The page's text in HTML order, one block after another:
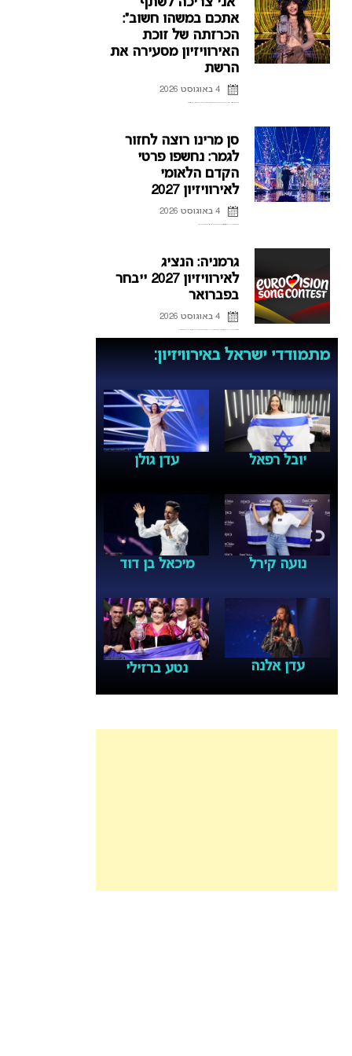
אתכם במשהו חשוב”:
הכרזתה של זוכת
האירוויזיון מסעירה את
הרשת
4 באוגוסט 2026
סן מרינו רוצה לחזור
לגמר: נחשפו פרטי
הקדם הלאומי
לאירוויזיון 2027
4 באוגוסט 2026
גרמניה: הנציג
לאירוויזיון 2027 ייבחר
בפברואר
4 באוגוסט 2026
מתמודדי ישראל באירוויזיון:
יובל רפאל עדן גולן
נועה קירל מיכאל בן דוד
עדן אלנה נטע ברזילי